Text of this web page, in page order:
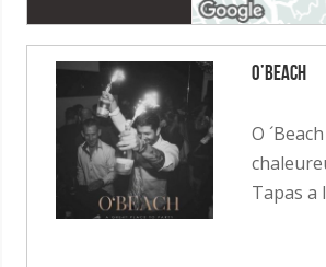
O’Beach
O
Tapas a